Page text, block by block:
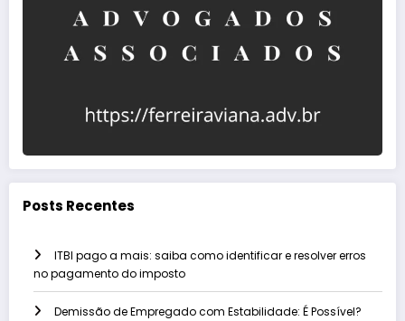
Posts Recentes
ITBI pago a mais: saiba como identificar e resolver erros
no pagamento do imposto
Demissão de Empregado com Estabilidade: É Possível?